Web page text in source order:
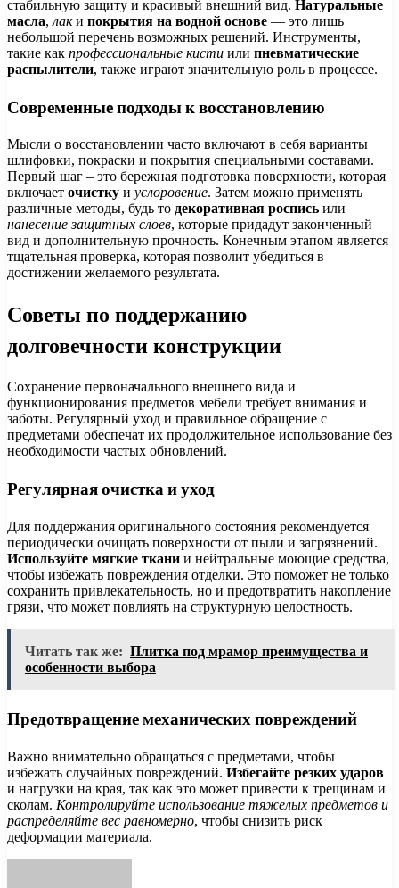
стабильную защиту и красивый внешний вид. Натуральные
масла, лаки покрытия на водной основе — это лишь
небольшой перечень возможных решений. Инструменты,
такие как профессиональные кисти или пневматические
распылители, также играют значительную роль в процессе.
Современные подходы к восстановлению
Мысли о восстановлении часто включают в себя варианты
шлифовки, покраски и покрытия специальными составами.
Первый шаг – это бережная подготовка поверхности, которая
включает очистку и услоровение. Затем можно применять
различные методы, будь то декоративная роспись или
нанесение защитных слоев, которые придадут законченный
вид и дополнительную прочность. Конечным этапом является
тщательная проверка, которая позволит убедиться в
достижении желаемого результата.
Советы по поддержанию
долговечности конструкции
Сохранение первоначального внешнего вида и
функционирования предметов мебели требует внимания и
заботы. Регулярный уход и правильное обращение с
предметами обеспечат их продолжительное использование без
необходимости частых обновлений.
Регулярная очистка и уход
Для поддержания оригинального состояния рекомендуется
периодически очищать поверхности от пыли и загрязнений.
Используйте мягкие ткани и нейтральные моющие средства,
чтобы избежать повреждения отделки. Это поможет не только
сохранить привлекательность, но и предотвратить накопление
грязи, что может повлиять на структурную целостность.
Читать так же: Плитка под мрамор преимущества и
особенности выбора
Предотвращение механических повреждений
Важно внимательно обращаться с предметами, чтобы
избежать случайных повреждений. Избегайте резких ударов
и нагрузки на края, так как это может привести к трещинам и
сколам. Контролируйте использование тяжелых предметов и
распределяйте вес равномерно, чтобы снизить риск
деформации материала.